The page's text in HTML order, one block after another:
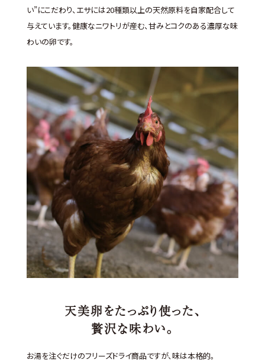
い”にこだわり、エサには20種類以上の天然原料を自家配合して
与えています。健康なニワトリが産む、甘みとコクのある濃厚な味
わいの卵です。
天美卵をたっぷり使った、
贅沢な味わい。
お湯を注ぐだけのフリーズドライ商品ですが、味は本格的。